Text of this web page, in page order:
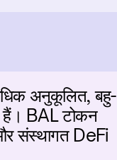
अनुकूलित, बहु-
हैं। BAL टोकन
संस्थागत DeFi